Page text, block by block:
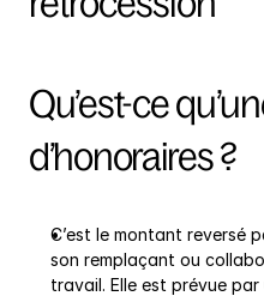
Qu’est-ce
d’honoraires ?
C’est le montant reversé
son remplaçant ou
travail. Elle est prévue